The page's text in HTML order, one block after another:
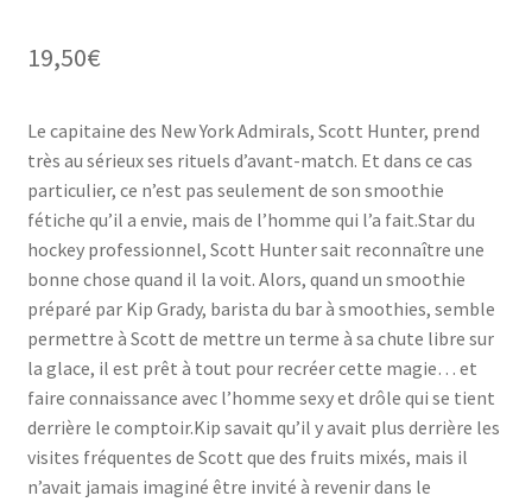
19,50€
Le capitaine des New York Admirals, Scott Hunter, prend
très au sérieux ses rituels d’avant-match. Et dans ce cas
particulier, ce n’est pas seulement de son smoothie
fétiche qu’il a envie, mais de l’homme qui l’a fait.Star du
hockey professionnel, Scott Hunter sait reconnaître une
bonne chose quand il la voit. Alors, quand un smoothie
préparé par Kip Grady, barista du bar à smoothies, semble
permettre à Scott de mettre un terme à sa chute libre sur
la glace, il est prêt à tout pour recréer cette magie… et
faire connaissance avec l’homme sexy et drôle qui se tient
derrière le comptoir.Kip savait qu’il y avait plus derrière les
visites fréquentes de Scott que des fruits mixés, mais il
n’avait jamais imaginé être invité à revenir dans le